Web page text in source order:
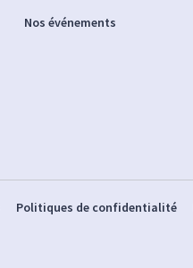
Nos événements
Politiques de confidentialité